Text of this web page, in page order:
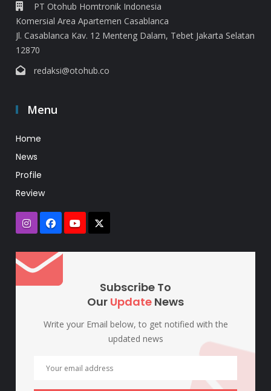
PT Otohub Homtronik Indonesia
Komersial Area Apartemen Casablanca
Jl. Casablanca Kav. 12 Menteng Dalam, Tebet Jakarta Selatan
12870
redaksi@otohub.co
Menu
Home
News
Profile
Review
Subscribe To
Our Update News
Write your Email below, to get notified with the
updated news